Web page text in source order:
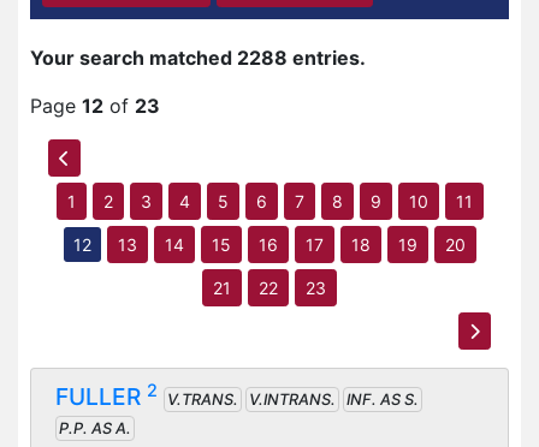
Your search matched 2288 entries.
Page 12 of 23
1 2 3 4 5 6 7 8 9 10 11
12 13 14 15 16 17 18 19 20
21 22 23
FULLER 2 V.TRANS. V.INTRANS.
INF. AS S.
P.P. AS A.